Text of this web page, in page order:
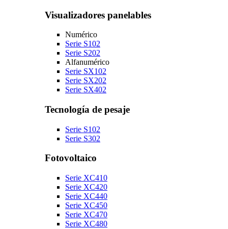
Visualizadores panelables
Numérico
Serie S102
Serie S202
Alfanumérico
Serie SX102
Serie SX202
Serie SX402
Tecnología de pesaje
Serie S102
Serie S302
Fotovoltaico
Serie XC410
Serie XC420
Serie XC440
Serie XC450
Serie XC470
Serie XC480